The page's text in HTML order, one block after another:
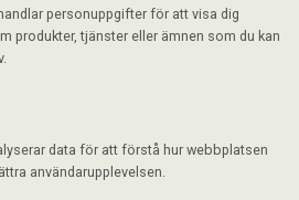
personuppgifter för att visa dig
produkter, tjänster eller ämnen som du kan
data för att förstå hur webbplatsen
användarupplevelsen.